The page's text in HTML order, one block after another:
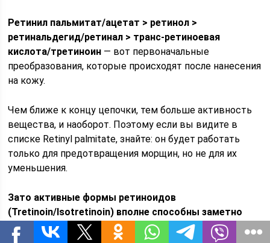
Ретинил пальмитат/ацетат > ретинол >
ретинальдегид/ретинал > транс-ретиноевая
кислота/третиноин — вот первоначальные
преобразования, которые происходят после нанесения
на кожу.
Чем ближе к концу цепочки, тем больше активность
вещества, и наоборот. Поэтому если вы видите в
списке Retinyl palmitate, знайте: он будет работать
только для предотвращения морщин, но не для их
уменьшения.
Зато активные формы ретиноидов
(Tretinoin/Isotretinoin) вполне способны заметно
сокращать морщины. При использовании таких